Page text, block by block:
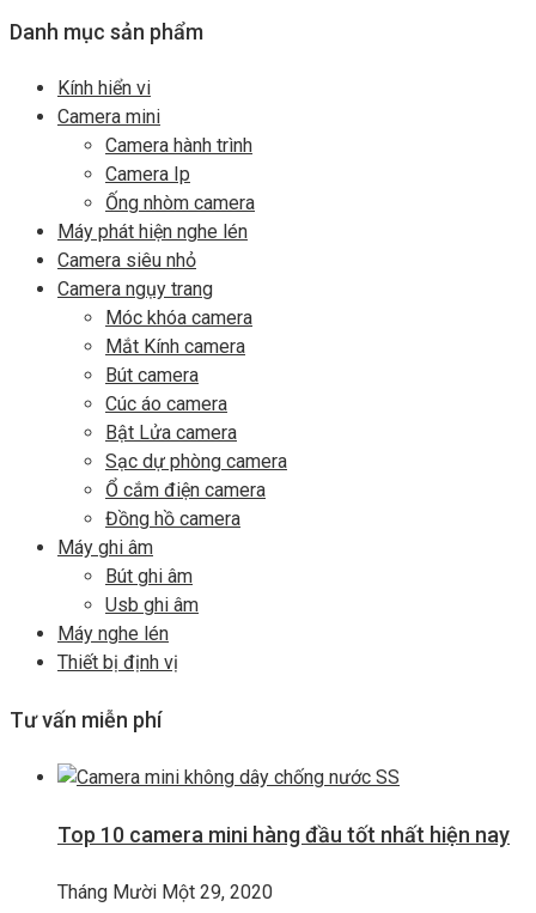
Danh mục sản phẩm
Kính hiển vi
Camera mini
Camera hành trình
Camera Ip
Ống nhòm camera
Máy phát hiện nghe lén
Camera siêu nhỏ
Camera ngụy trang
Móc khóa camera
Mắt Kính camera
Bút camera
Cúc áo camera
Bật Lửa camera
Sạc dự phòng camera
Ổ cắm điện camera
Đồng hồ camera
Máy ghi âm
Bút ghi âm
Usb ghi âm
Máy nghe lén
Thiết bị định vị
Tư vấn miễn phí
Top 10 camera mini hàng đầu tốt nhất hiện nay
Tháng Mười Một 29, 2020